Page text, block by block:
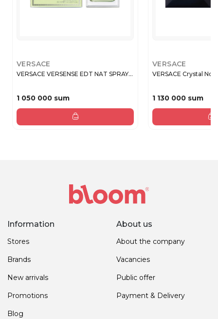
VERSACE
VERSACE VERSENSE EDT NAT SPRAY...
1 050 000 sum
VERSACE
VERSACE Crystal Noir
1 130 000 sum
Information
Stores
Brands
New arrivals
Promotions
Blog
About us
About the company
Vacancies
Public offer
Payment & Delivery